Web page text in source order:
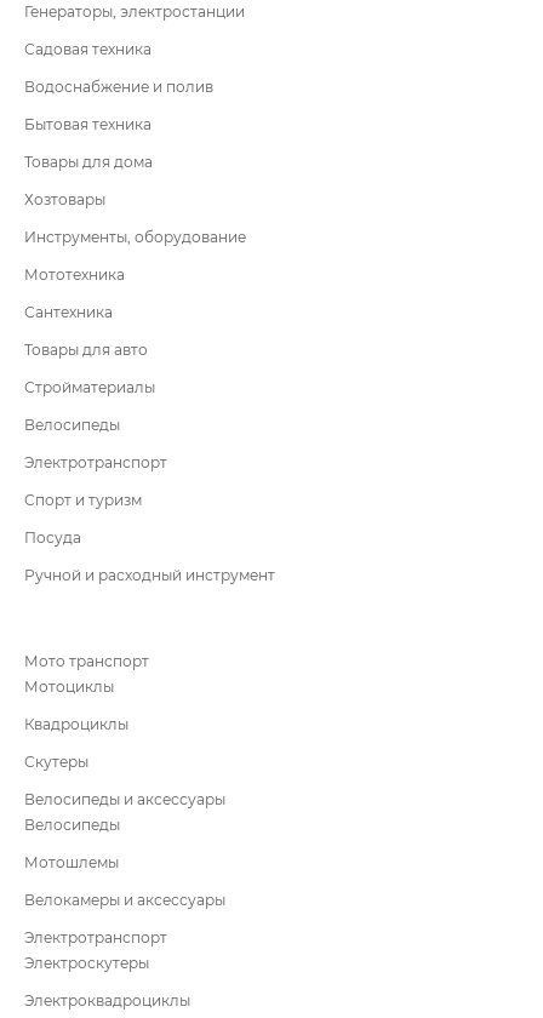
Генераторы, электростанции
Садовая техника
Водоснабжение и полив
Бытовая техника
Товары для дома
Хозтовары
Инструменты, оборудование
Мототехника
Сантехника
Товары для авто
Стройматериалы
Велосипеды
Электротранспорт
Спорт и туризм
Посуда
Ручной и расходный инструмент
Мото транспорт
Мотоциклы
Квадроциклы
Скутеры
Велосипеды и аксессуары
Велосипеды
Мотошлемы
Велокамеры и аксессуары
Электротранспорт
Электроскутеры
Электроквадроциклы